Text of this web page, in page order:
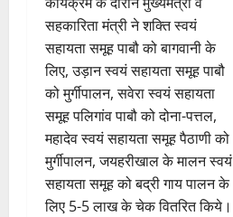
सहकारिता मंत्री ने शक्ति स्वयं
सहायता समूह पाबौ को बागवानी के
लिए, उड़ान स्वयं सहायता समूह पाबौ
को मुर्गीपालन, सवेरा स्वयं सहायता
समूह पलिगांव पाबौ को दोना-पत्तल,
महादेव स्वयं सहायता समूह पैठाणी को
मुर्गीपालन, जयहरीखाल के मालन स्वयं
सहायता समूह को बद्री गाय पालन के
लिए 5-5 लाख के चेक वितरित किये।